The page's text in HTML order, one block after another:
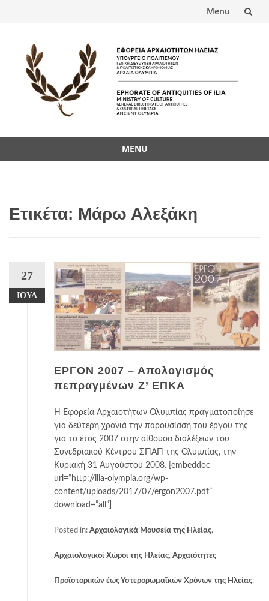
Menu
content
MENU
Ετικέτα: Μάρω Αλεξάκη
27
ΙΟΎΛ
ΕΡΓΟΝ 2007 – Απολογισμός
πεπραγμένων Ζ’ ΕΠΚΑ
Η Εφορεία Αρχαιοτήτων Ολυμπίας πραγματοποίησε
για δεύτερη χρονιά την παρουσίαση του έργου της
για το έτος 2007 στην αίθουσα διαλέξεων του
Συνεδριακού Κέντρου ΣΠΑΠ της Ολυμπίας, την
Κυριακή 31 Αυγούστου 2008. [embeddoc
url=”http://ilia-olympia.org/wp-
content/uploads/2017/07/ergon2007.pdf”
download=”all”]
Posted in: Αρχαιολογικά Μουσεία της Ηλείας,
Αρχαιολογικοί Χώροι της Ηλείας, Αρχαιότητες
Προϊστορικών έως Υστερορωμαϊκών Χρόνων της Ηλείας,